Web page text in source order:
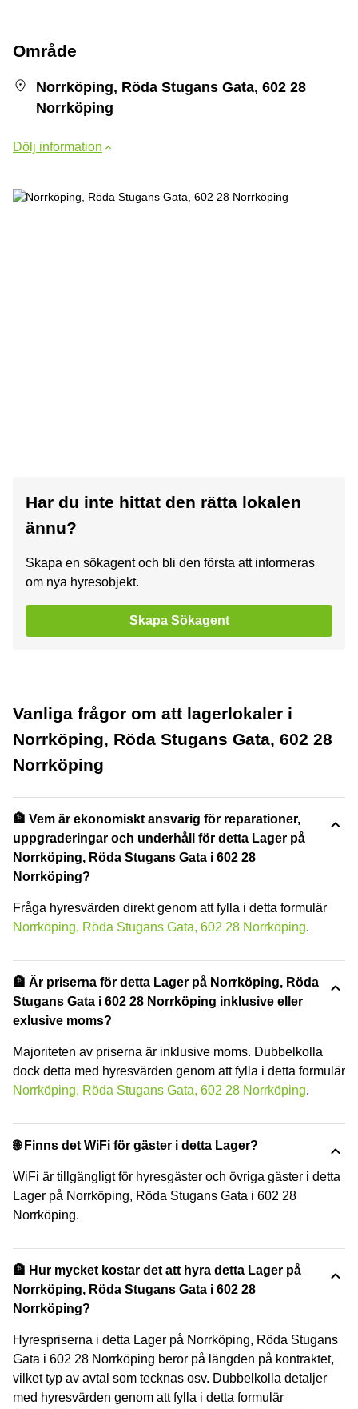
Område
Norrköping, Röda Stugans Gata, 602 28
Norrköping
Dölj information
Har du inte hittat den rätta lokalen
ännu?
Skapa en sökagent och bli den första att informeras
om nya hyresobjekt.
Skapa Sökagent
Vanliga frågor om att lagerlokaler i
Norrköping, Röda Stugans Gata, 602 28
Norrköping
🏦 Vem är ekonomiskt ansvarig för reparationer,
uppgraderingar och underhåll för detta Lager på
Norrköping, Röda Stugans Gata i 602 28
Norrköping?
Fråga hyresvärden direkt genom att fylla i detta formulär
Norrköping, Röda Stugans Gata, 602 28 Norrköping.
🏦 Är priserna för detta Lager på Norrköping, Röda
Stugans Gata i 602 28 Norrköping inklusive eller
exlusive moms?
Majoriteten av priserna är inklusive moms. Dubbelkolla
dock detta med hyresvärden genom att fylla i detta formulär
Norrköping, Röda Stugans Gata, 602 28 Norrköping.
🌐 Finns det WiFi för gäster i detta Lager?
WiFi är tillgängligt för hyresgäster och övriga gäster i detta
Lager på Norrköping, Röda Stugans Gata i 602 28
Norrköping.
🏦 Hur mycket kostar det att hyra detta Lager på
Norrköping, Röda Stugans Gata i 602 28
Norrköping?
Hyrespriserna i detta Lager på Norrköping, Röda Stugans
Gata i 602 28 Norrköping beror på längden på kontraktet,
vilket typ av avtal som tecknas osv. Dubbelkolla detaljer
med hyresvärden genom att fylla i detta formulär